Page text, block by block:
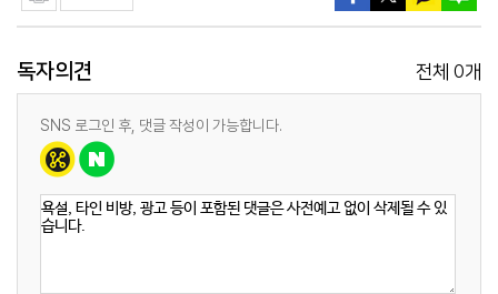
독자의견 전체 0개
SNS 로그인 후, 댓글 작성이 가능합니다.